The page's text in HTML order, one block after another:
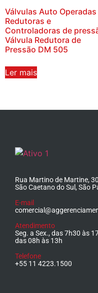
Válvulas Auto Operadas
Redutoras e
Controladoras de
Válvula Redutora de
Pressão DM 505
Ler mais
Rua Martino de Martine,
São Caetano do Sul, São
E-mail
Atendimento
Seg. a Sex., das 7h30 às
das 08h às 13h
Telefone
+55 11 4223.1500